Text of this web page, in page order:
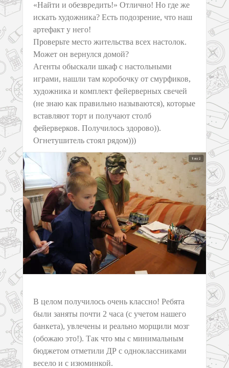
«Найти и обезвредить!» Отлично! Но где же
искать художника? Есть подозрение, что наш
артефакт у него!
Проверьте место жительства всех настолок.
Может он вернулся домой?
Агенты обыскали шкаф с настольными
играми, нашли там коробочку от смурфиков,
художника и комплект фейерверных свечей
(не знаю как правильно называются), которые
вставляют торт и получают столб
фейерверков. Получилось здорово)).
Огнетушитель стоял рядом)))
В целом получилось очень классно! Ребята
были заняты почти 2 часа (с учетом нашего
банкета), увлечены и реально морщили мозг
(обожаю это!). Так что мы с минимальным
бюджетом отметили ДР с одноклассниками
весело и с изюминкой.